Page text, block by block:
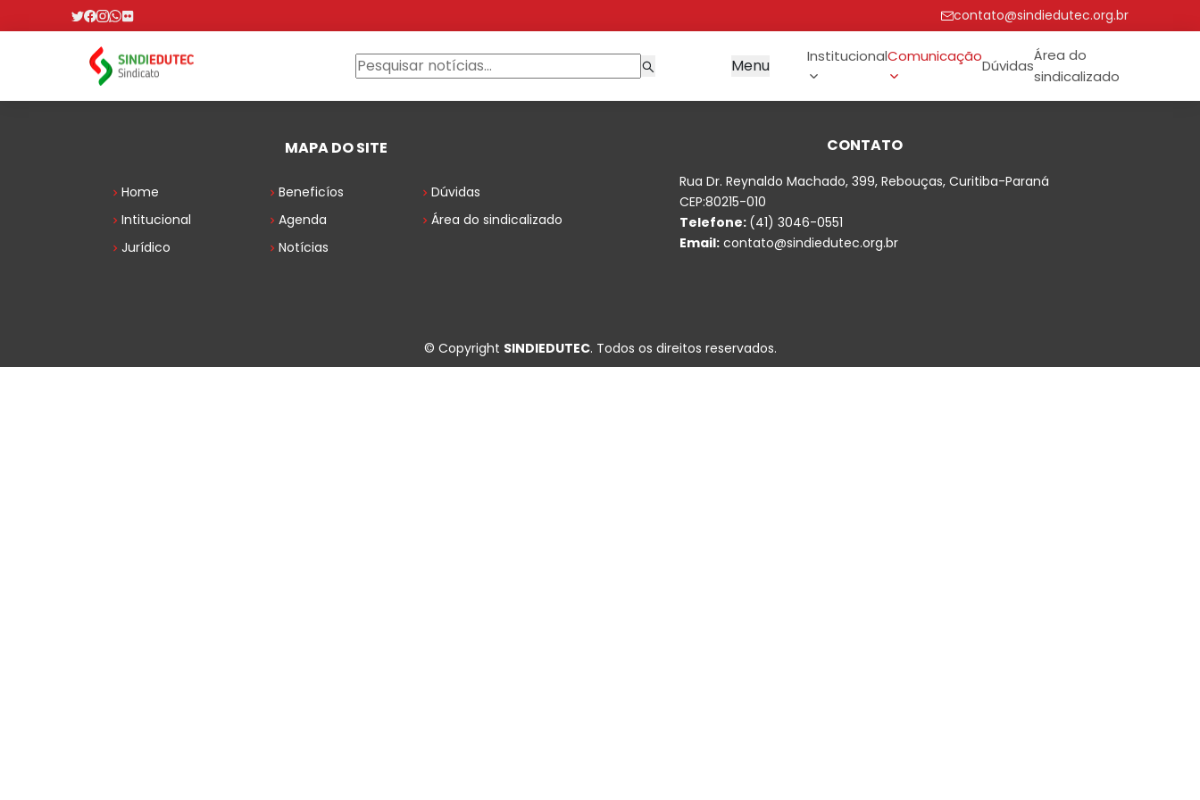
contato@sindiedutec.org.br
Menu InstitucionalComunicação
Dúvidas
Área do
sindicalizado
MAPA DO SITE
Home
Intitucional
Jurídico
Beneficíos
Agenda
Notícias
Dúvidas
Área do sindicalizado
CONTATO
Rua Dr. Reynaldo Machado, 399, Rebouças, Curitiba-Paraná
CEP:80215-010
Telefone: (41) 3046-0551
Email: contato@sindiedutec.org.br
© Copyright SINDIEDUTEC. Todos os direitos reservados.